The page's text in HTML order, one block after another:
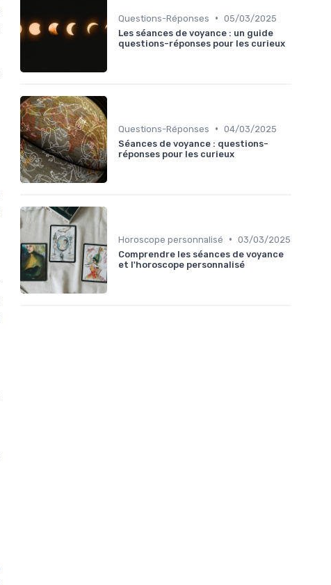
Questions-Réponses • 05/03/2025
Les séances de voyance : un guide
questions-réponses pour les curieux
Questions-Réponses • 04/03/2025
Séances de voyance : questions-
réponses pour les curieux
Horoscope personnalisé • 03/03/2025
Comprendre les séances de voyance
et l'horoscope personnalisé